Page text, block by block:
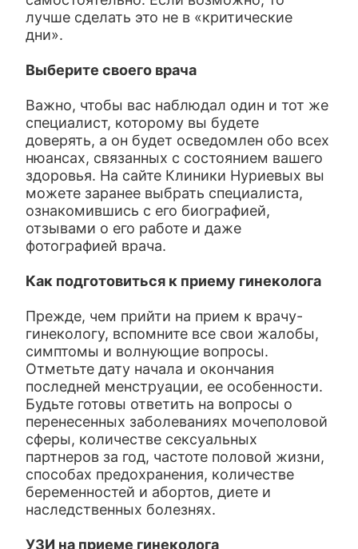
лучше сделать это не в «критические
дни».
Выберите своего врача
Важно, чтобы вас наблюдал один и тот же
специалист, которому вы будете
доверять, а он будет осведомлен обо всех
нюансах, связанных с состоянием вашего
здоровья. На сайте Клиники Нуриевых вы
можете заранее выбрать специалиста,
ознакомившись с его биографией,
отзывами о его работе и даже
фотографией врача.
Как подготовиться к приему гинеколога
Прежде, чем прийти на прием к врачу-
гинекологу, вспомните все свои жалобы,
симптомы и волнующие вопросы.
Отметьте дату начала и окончания
последней менструации, ее особенности.
Будьте готовы ответить на вопросы о
перенесенных заболеваниях мочеполовой
сферы, количестве сексуальных
партнеров за год, частоте половой жизни,
способах предохранения, количестве
беременностей и абортов, диете и
наследственных болезнях.
УЗИ на приеме гинеколога